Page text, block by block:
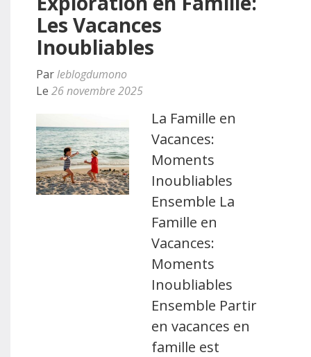
Les Vacances
Inoubliables
Parleblogdumono
Le 26 novembre 2025
La Famille en
Vacances:
Moments
Inoubliables
Ensemble La
Famille en
Vacances:
Moments
Inoubliables
Ensemble Partir
en vacances en
famille est